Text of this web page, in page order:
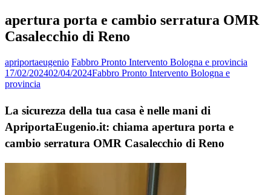
apertura porta e cambio serratura OMR
Casalecchio di Reno
apriportaeugenio Fabbro Pronto Intervento Bologna e provincia
17/02/202402/04/2024Fabbro Pronto Intervento Bologna e
provincia
La sicurezza della tua casa è nelle mani di
ApriportaEugenio.it: chiama apertura porta e
cambio serratura OMR Casalecchio di Reno